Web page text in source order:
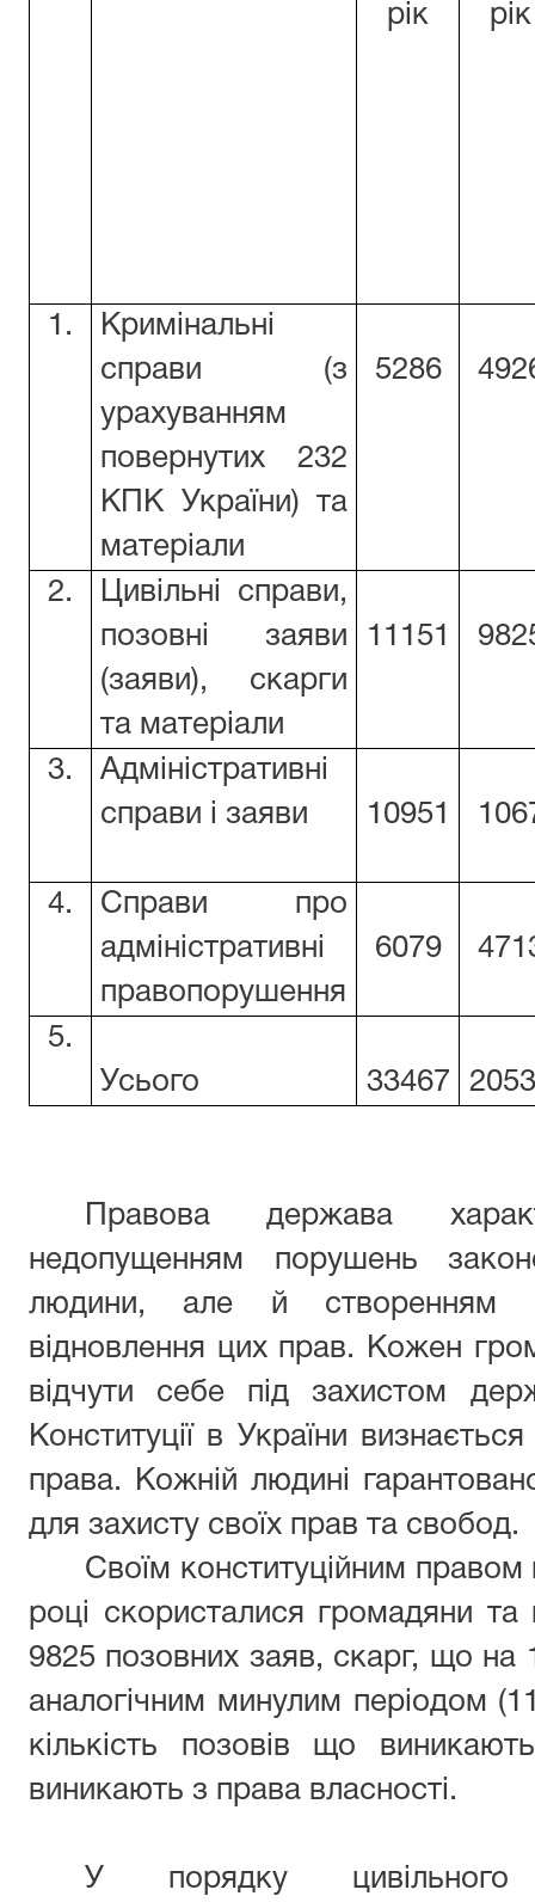
рік
рік
1.
Кримінальні
справи (з
урахуванням
повернутих 232
КПК України) та
матеріали
5286
2.
Цивільні справи,
позовні заяви
(заяви), скарги
та матеріали
11151
3.
Адміністративні
справи і заяви
10951
4.
Справи про
адміністративні
правопорушення
6079
5.
Усього
33467
Правова держава
недопущенням порушень
людини, але й створенням
відновлення цих прав. Кожен
відчути себе під захистом
Конституції в України
права. Кожній людині
для захисту своїх прав та свобод.
Своїм конституційним
році скористалися громадяни
9825 позовних заяв, скарг, що на
аналогічним минулим періодом
кількість позовів що
виникають з права власності.
У порядку цивільного